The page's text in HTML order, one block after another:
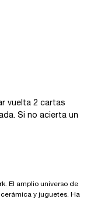
vuelta 2 cartas
Si no acierta un
El amplio universo de
y juguetes. Ha